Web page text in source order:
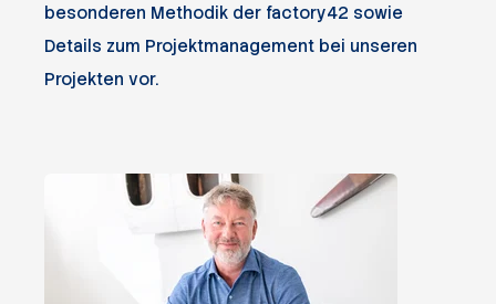
besonderen Methodik der factory42 sowie
Details zum Projektmanagement bei unseren
Projekten vor.